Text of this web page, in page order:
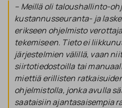
– Meillä oli taloushallinto-
kustannusseuranta- ja
erikseen ohjelmisto
tekemiseen. Tieto ei
järjestelmien välillä, vaan
siirtotiedostoilla tai
miettiä erillisten
ohjelmistolla, jonka avulla
saataisiin ajantasaisempia